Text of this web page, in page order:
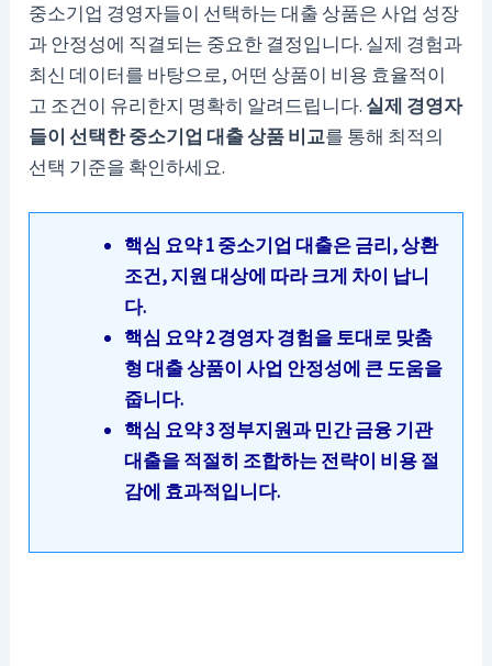
중소기업 경영자들이 선택하는 대출 상품은 사업 성장
과 안정성에 직결되는 중요한 결정입니다. 실제 경험과
최신 데이터를 바탕으로, 어떤 상품이 비용 효율적이
고 조건이 유리한지 명확히 알려드립니다. 실제 경영자
들이 선택한 중소기업 대출 상품 비교를 통해 최적의
선택 기준을 확인하세요.
핵심 요약 1 중소기업 대출은 금리, 상환
조건, 지원 대상에 따라 크게 차이 납니
다.
핵심 요약 2 경영자 경험을 토대로 맞춤
형 대출 상품이 사업 안정성에 큰 도움을
줍니다.
핵심 요약 3 정부지원과 민간 금융 기관
대출을 적절히 조합하는 전략이 비용 절
감에 효과적입니다.